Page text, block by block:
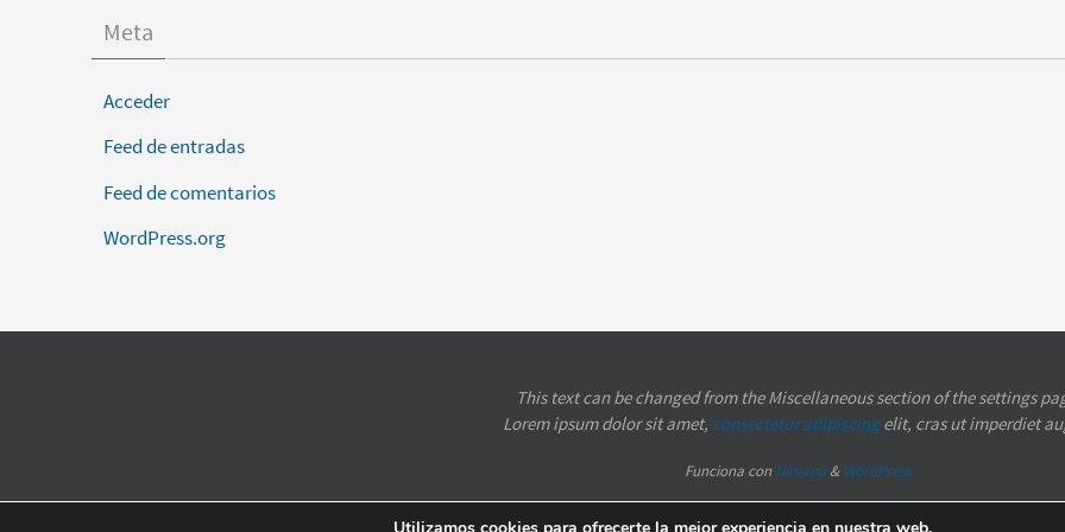
Meta
Acceder
Feed de entradas
Feed de comentarios
WordPress.org
This text can be changed from the Miscellaneous section of the settings
Lorem ipsumdolor sit amet, consectetur adipiscingelit, cras ut imperdiet
Funciona con Nirvana& WordPress.